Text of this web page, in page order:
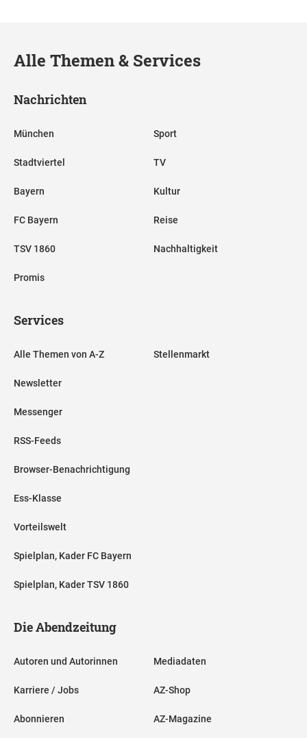
Alle Themen & Services
Nachrichten
München
Stadtviertel
Bayern
FC Bayern
TSV 1860
Promis
Sport
TV
Kultur
Reise
Nachhaltigkeit
Services
Alle Themen von A-Z
Newsletter
Messenger
RSS-Feeds
Browser-Benachrichtigung
Ess-Klasse
Vorteilswelt
Spielplan, Kader FC Bayern
Spielplan, Kader TSV 1860
Stellenmarkt
Die Abendzeitung
Autoren und Autorinnen
Karriere / Jobs
Abonnieren
Mediadaten
AZ-Shop
AZ-Magazine